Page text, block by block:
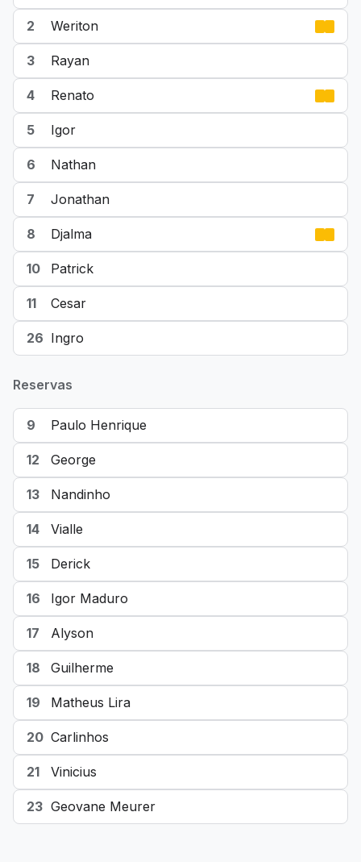
2 Weriton
3 Rayan
4 Renato
5 Igor
6 Nathan
7 Jonathan
8 Djalma
10 Patrick
11 Cesar
26 Ingro
Reservas
9 Paulo Henrique
12 George
13 Nandinho
14 Vialle
15 Derick
16 Igor Maduro
17 Alyson
18 Guilherme
19 Matheus Lira
20 Carlinhos
21 Vinicius
23 Geovane Meurer